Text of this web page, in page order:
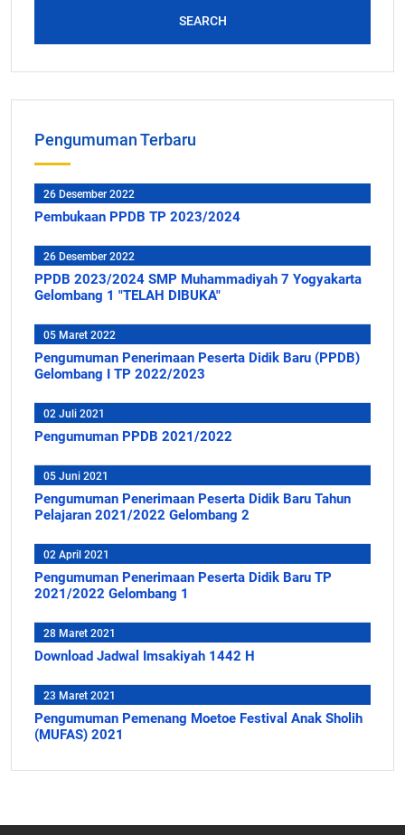
SEARCH
Pengumuman Terbaru
26 Desember 2022
Pembukaan PPDB TP 2023/2024
26 Desember 2022
PPDB 2023/2024 SMP Muhammadiyah 7 Yogyakarta
Gelombang 1 "TELAH DIBUKA"
05 Maret 2022
Pengumuman Penerimaan Peserta Didik Baru (PPDB)
Gelombang I TP 2022/2023
02 Juli 2021
Pengumuman PPDB 2021/2022
05 Juni 2021
Pengumuman Penerimaan Peserta Didik Baru Tahun
Pelajaran 2021/2022 Gelombang 2
02 April 2021
Pengumuman Penerimaan Peserta Didik Baru TP
2021/2022 Gelombang 1
28 Maret 2021
Download Jadwal Imsakiyah 1442 H
23 Maret 2021
Pengumuman Pemenang Moetoe Festival Anak Sholih
(MUFAS) 2021